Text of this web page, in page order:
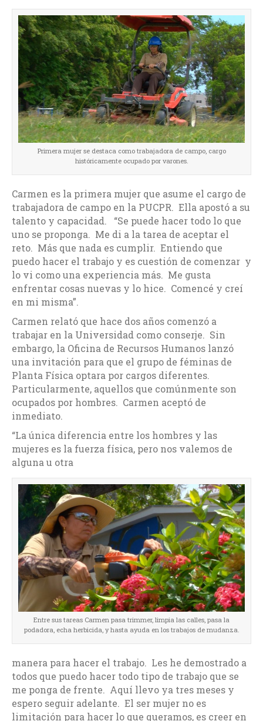
Primera mujer se destaca como trabajadora de campo, cargo
históricamente ocupado por varones.
Carmen es la primera mujer que asume el cargo de
trabajadora de campo en la PUCPR. Ella apostó a su
talento y capacidad. “Se puede hacer todo lo que
uno se proponga. Me di a la tarea de aceptar el
reto. Más que nada es cumplir. Entiendo que
puedo hacer el trabajo y es cuestión de comenzar y
lo vi como una experiencia más. Me gusta
enfrentar cosas nuevas y lo hice. Comencé y creí
en mi misma”.
Carmen relató que hace dos años comenzó a
trabajar en la Universidad como conserje. Sin
embargo, la Oficina de Recursos Humanos lanzó
una invitación para que el grupo de féminas de
Planta Física optara por cargos diferentes.
Particularmente, aquellos que comúnmente son
ocupados por hombres. Carmen aceptó de
inmediato.
“La única diferencia entre los hombres y las
mujeres es la fuerza física, pero nos valemos de
alguna u otra
Entre sus tareas Carmen pasa trimmer, limpia las calles, pasa la
podadora, echa herbicida, y hasta ayuda en los trabajos de mudanza.
manera para hacer el trabajo. Les he demostrado a
todos que puedo hacer todo tipo de trabajo que se
me ponga de frente. Aquí llevo ya tres meses y
espero seguir adelante. El ser mujer no es
limitación para hacer lo que queramos, es creer en